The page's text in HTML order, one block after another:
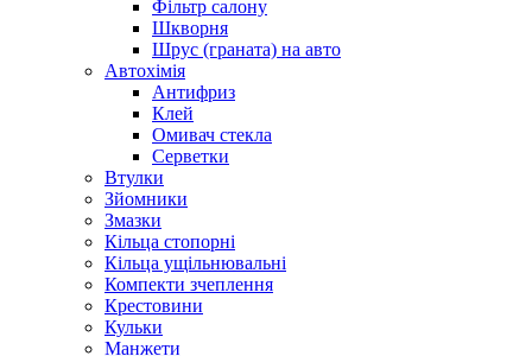
Фільтр салону
Шкворня
Шрус (граната) на авто
Автохімія
Антифриз
Клей
Омивач стекла
Серветки
Втулки
Зйомники
Змазки
Кільца стопорні
Кільца ущільнювальні
Компекти зчеплення
Крестовини
Кульки
Манжети